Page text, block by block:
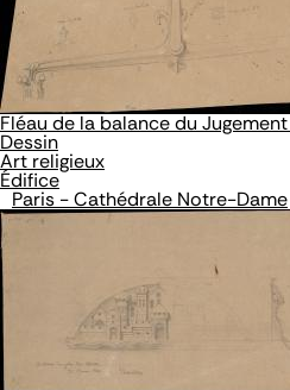
Fléau de la balance du
Dessin
Art religieux
Édifice
Paris - Cathédrale Notre-Dame